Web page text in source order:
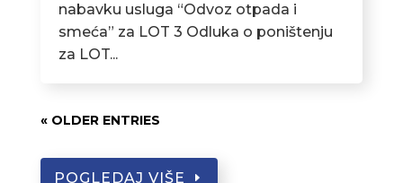
nabavku usluga “Odvoz otpada i
smeća” za LOT 3 Odluka o poništenju
za LOT...
« OLDER ENTRIES
POGLEDAJ VIŠE